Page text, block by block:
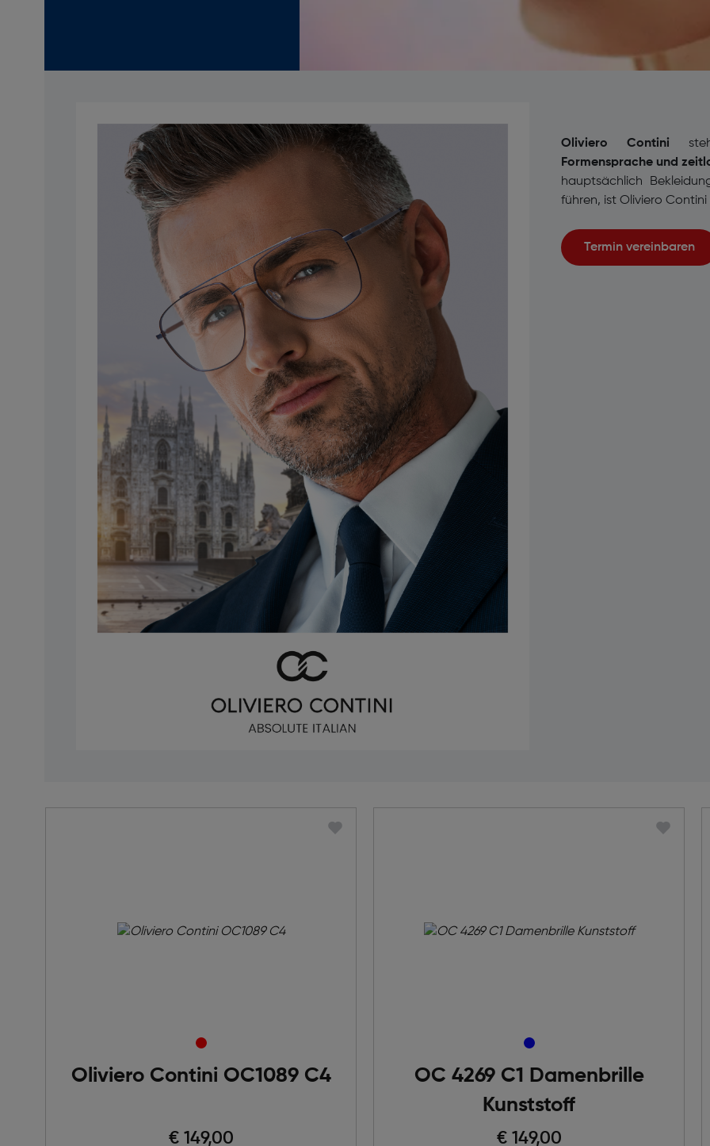
Oliviero Contini
Formensprache und
hauptsächlich
führen, ist Oliviero Contini
Termin vereinbaren
Oliviero Contini OC1089 C4
€ 149,00
OC 4269 C1 Damenbrille
Kunststoff
€ 149,00